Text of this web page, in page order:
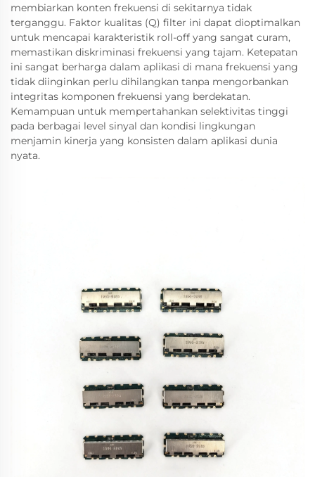
membiarkan konten frekuensi di sekitarnya tidak
terganggu. Faktor kualitas (Q) filter ini dapat dioptimalkan
untuk mencapai karakteristik roll-off yang sangat curam,
memastikan diskriminasi frekuensi yang tajam. Ketepatan
ini sangat berharga dalam aplikasi di mana frekuensi yang
tidak diinginkan perlu dihilangkan tanpa mengorbankan
integritas komponen frekuensi yang berdekatan.
Kemampuan untuk mempertahankan selektivitas tinggi
pada berbagai level sinyal dan kondisi lingkungan
menjamin kinerja yang konsisten dalam aplikasi dunia
nyata.